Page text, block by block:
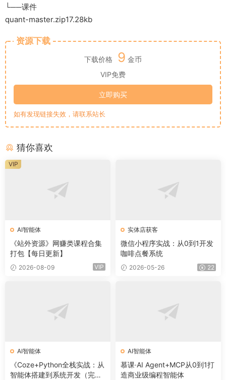
└──课件
quant-master.zip17.28kb
资源下载
下载价格 9 金币
VIP免费
立即购买
如有发现链接失效，请联系站长
猜你喜欢
AI智能体
《站外资源》网赚类课程合集
打包【每日更新】
2026-08-09 VIP
VIP
实体店获客
微信小程序实战：从0到1开发
咖啡点餐系统
2026-05-26 22
AI智能体
《Coze+Python全栈实战：从
智能体搭建到系统开发（完整
AI智能体
慕课·AI Agent+MCP从0到1打
造商业级编程智能体